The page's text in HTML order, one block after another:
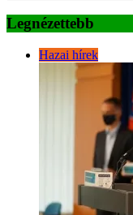
Legnézettebb
Hazai hírek